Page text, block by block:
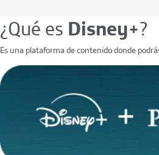
¿Qué es Disney+?
Es una plataforma de contenido donde